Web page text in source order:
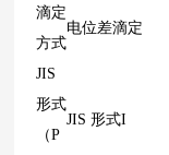
滴定
方式
电位差滴定
JIS
形式
（P
JIS 形式I